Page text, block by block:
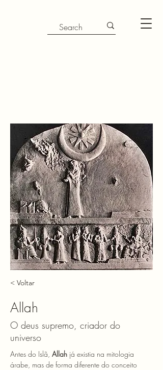
< Voltar
Allah
O deus supremo, criador do
universo
Antes do Islã, Allah já existia na mitologia
árabe, mas de forma diferente do conceito